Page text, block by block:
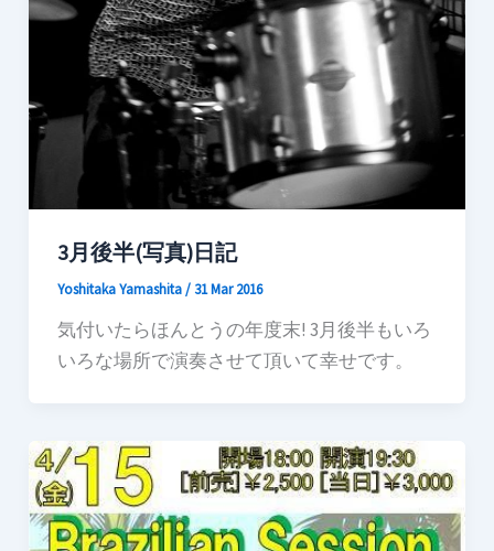
3月後半(写真)日記
Yoshitaka Yamashita/ 31 Mar 2016
気付いたらほんとうの年度末! 3月後半もいろ
いろな場所で演奏させて頂いて幸せです。